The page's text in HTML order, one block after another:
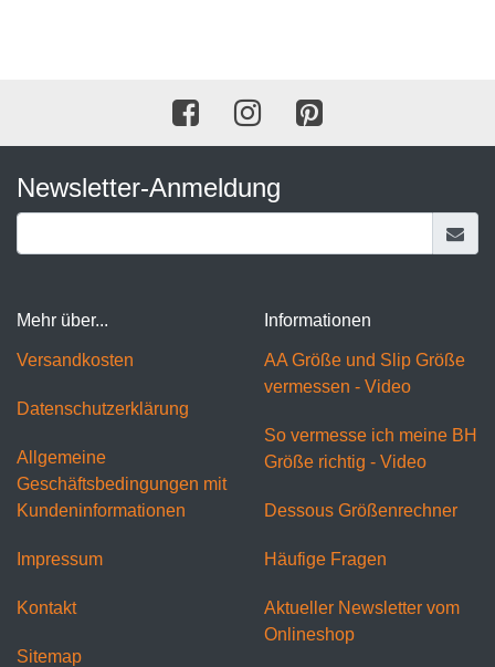
Newsletter-Anmeldung
Mehr über...
Versandkosten
Datenschutzerklärung
Allgemeine
Geschäftsbedingungen mit
Kundeninformationen
Impressum
Kontakt
Sitemap
Informationen
AA Größe und Slip Größe
vermessen - Video
So vermesse ich meine BH
Größe richtig - Video
Dessous Größenrechner
Häufige Fragen
Aktueller Newsletter vom
Onlineshop